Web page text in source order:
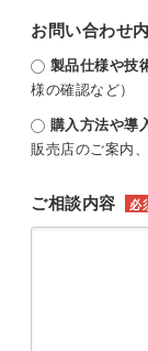
お問い合わせ
製品仕様や技
様の確認など）
購入方法や導
販売店のご案内
ご相談内容 必